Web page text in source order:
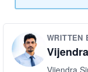
WRITTEN